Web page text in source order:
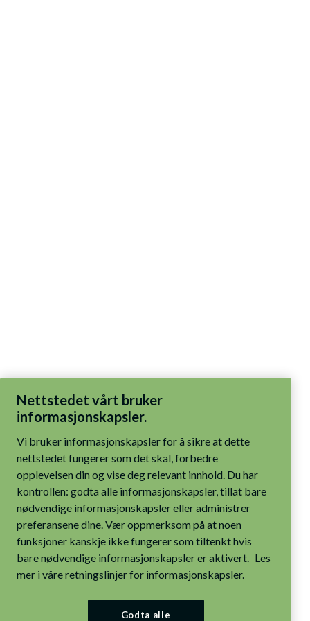
Nettstedet vårt bruker
informasjonskapsler.
nettstedet fungerer som det skal, forbedre
opplevelsen din og vise deg relevant innhold. Du har
kontrollen: godta alle informasjonskapsler, tillat bare
nødvendige informasjonskapsler eller administrer
preferansene dine. Vær oppmerksom på at noen
funksjoner kanskje ikke fungerer som tiltenkt hvis
bare nødvendige informasjonskapsler er aktivert.
mer i våre retningslinjer for informasjonskapsler.